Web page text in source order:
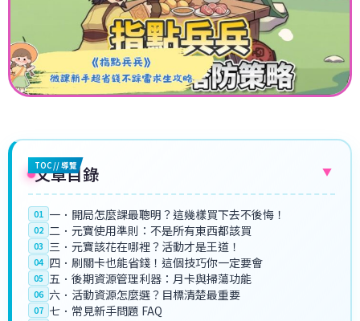
TOC // 導覽
文章目錄 ▼
01 一．開局怎麼課最聰明？這幾樣買下去不後悔！
02 二．元寶使用準則：不是所有東西都該買
03 三．元寶該花在哪裡？活動才是王道！
04 四．刷關卡也能省錢！這個技巧你一定要會
05 五．後期資源管理利器：月卡與掃蕩功能
06 六．活動資源怎麼選？目標清楚最重要
07 七．常見新手問題 FAQ